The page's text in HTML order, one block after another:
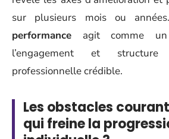
sur plusieurs mois ou
performance agit comme
l’engagement et
professionnelle crédible.
Les obstacles
qui freine la